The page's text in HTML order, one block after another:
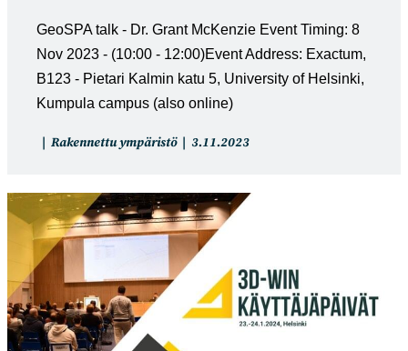
GeoSPA talk - Dr. Grant McKenzie Event Timing: 8
Nov 2023 - (10:00 - 12:00)Event Address: Exactum,
B123 - Pietari Kalmin katu 5, University of Helsinki,
Kumpula campus (also online)
Artikkelin
Rakennettu ympäristö
Artikkeli
3.11.2023